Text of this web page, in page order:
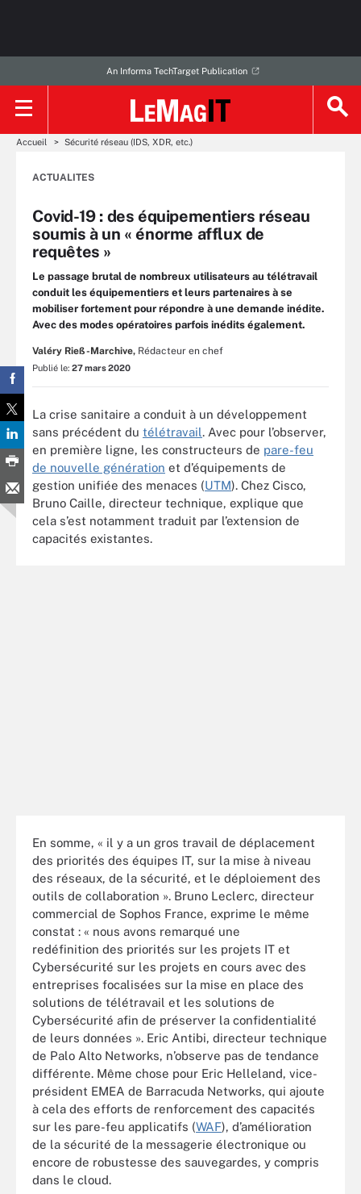
An Informa TechTarget Publication
Accueil Sécurité réseau (IDS, XDR, etc.)
ACTUALITES
Covid-19 : des équipementiers réseau
soumis à un « énorme afflux de
requêtes »
Le passage brutal de nombreux utilisateurs au télétravail
conduit les équipementiers et leurs partenaires à se
mobiliser fortement pour répondre à une demande inédite.
Avec des modes opératoires parfois inédits également.
Valéry Rieß-Marchive, Rédacteur en chef
Publié le: 27 mars 2020
La crise sanitaire a conduit à un développement
sans précédent du télétravail. Avec pour l’observer,
en première ligne, les constructeurs de pare-feu
de nouvelle génération et d’équipements de
gestion unifiée des menaces (UTM). Chez Cisco,
Bruno Caille, directeur technique, explique que
cela s’est notamment traduit par l’extension de
capacités existantes.
En somme, « il y a un gros travail de déplacement
des priorités des équipes IT, sur la mise à niveau
des réseaux, de la sécurité, et le déploiement des
outils de collaboration ». Bruno Leclerc, directeur
commercial de Sophos France, exprime le même
constat : « nous avons remarqué une
redéfinition des priorités sur les projets IT et
Cybersécurité sur les projets en cours avec des
entreprises focalisées sur la mise en place des
solutions de télétravail et les solutions de
Cybersécurité afin de préserver la confidentialité
de leurs données ». Eric Antibi, directeur technique
de Palo Alto Networks, n’observe pas de tendance
différente. Même chose pour Eric Helleland, vice-
président EMEA de Barracuda Networks, qui ajoute
à cela des efforts de renforcement des capacités
sur les pare-feu applicatifs (WAF), d’amélioration
de la sécurité de la messagerie électronique ou
encore de robustesse des sauvegardes, y compris
dans le cloud.